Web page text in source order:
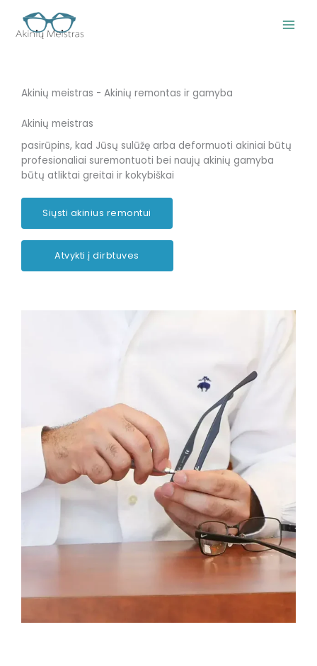
turinio
Akinių meistras - Akinių remontas ir gamyba
Akinių meistras
pasirūpins, kad Jūsų sulūžę arba deformuoti akiniai būtų
profesionaliai suremontuoti bei naujų akinių gamyba
būtų atliktai greitai ir kokybiškai
Siųsti akinius remontui
Atvykti į dirbtuves